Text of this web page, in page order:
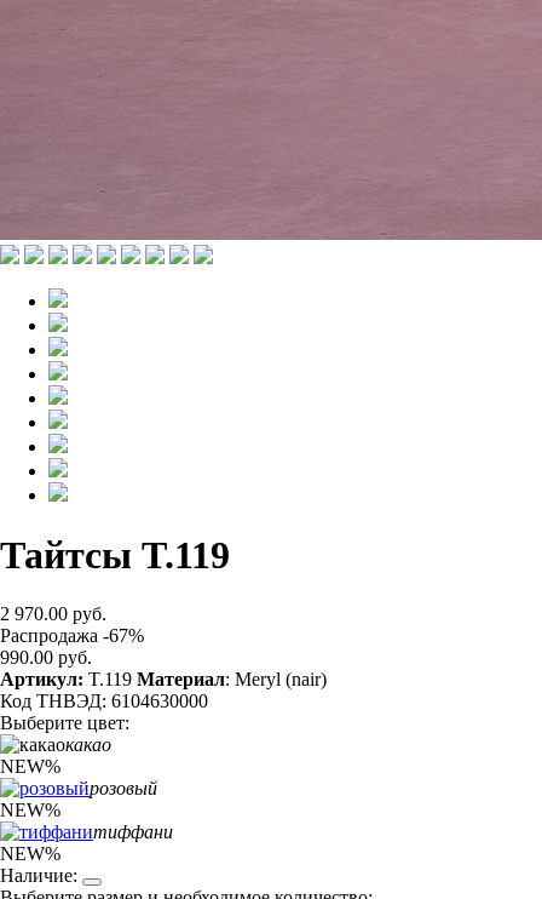
Тайтсы T.119
2 970.00 руб.
Распродажа -67%
990.00 руб.
Артикул: T.119 Материал: Meryl (nair)
Код ТНВЭД: 6104630000
Выберите цвет:
какао
NEW%
розовый
NEW%
тиффани
NEW%
Наличие: